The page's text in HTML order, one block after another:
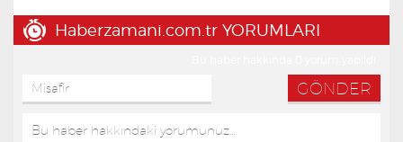
Haberzamani.com.tr YORUMLARI